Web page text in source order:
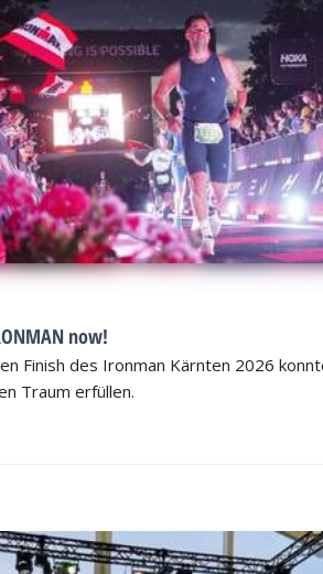
now!
Finish des Ironman Kärnten 2026
Traum erfüllen.